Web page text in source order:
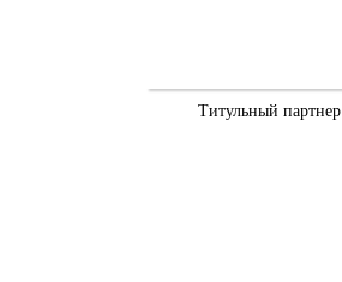
Титульный партнер